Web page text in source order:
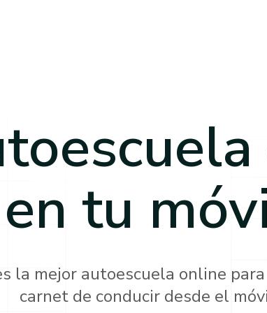
en tu
la mejor autoescuela online
carnet de conducir desde el